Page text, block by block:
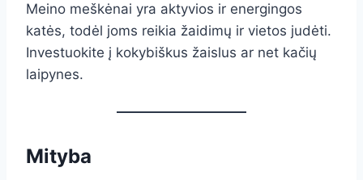
Meino meškėnai yra aktyvios ir energingos
katės, todėl joms reikia žaidimų ir vietos judėti.
Investuokite į kokybiškus žaislus ar net kačių
laipynes.
Mityba